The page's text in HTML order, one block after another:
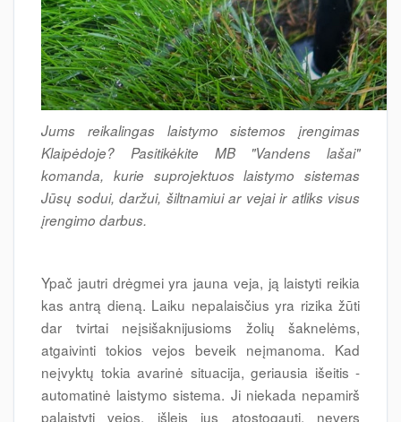
Jums reikalingas laistymo sistemos įrengimas
Klaipėdoje? Pasitikėkite MB "Vandens lašai"
komanda, kurie suprojektuos laistymo sistemas
Jūsų sodui, daržui, šiltnamiui ar vejai ir atliks visus
įrengimo darbus.
Ypač jautri drėgmei yra jauna veja, ją laistyti reikia
kas antrą dieną. Laiku nepalaisčius yra rizika žūti
dar tvirtai neįsišaknijusioms žolių šaknelėms,
atgaivinti tokios vejos beveik neįmanoma. Kad
neįvyktų tokia avarinė situacija, geriausia išeitis -
automatinė laistymo sistema. Ji niekada nepamirš
palaistyti vejos, išleis jus atostogauti, nevers